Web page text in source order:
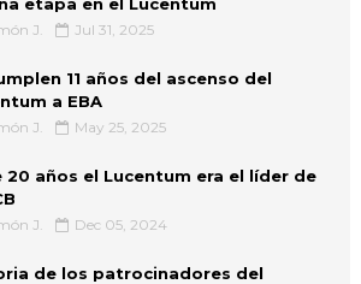
J. Jul 31, 2025
11 años del ascenso del
a EBA
J. May 25, 2025
20 años el Lucentum era el líder de
J. Dec 05, 2024
de los patrocinadores del